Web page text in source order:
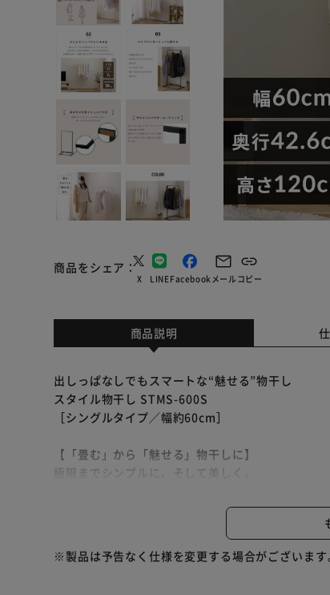
商品をシェア
X LINEFacebookメールコピー
商品説明
出しっぱなしでもスマートな“魅せる”物干し
スタイル物干し STMS-600S
［シングルタイプ／幅約60cm］
【「畳む」から「魅せる」物干しに】
極限までシンプルに、そして美しく。
POINT．2：スリムでコンパクトに干せる
※製品は予告なく仕様を変更する場合がございます